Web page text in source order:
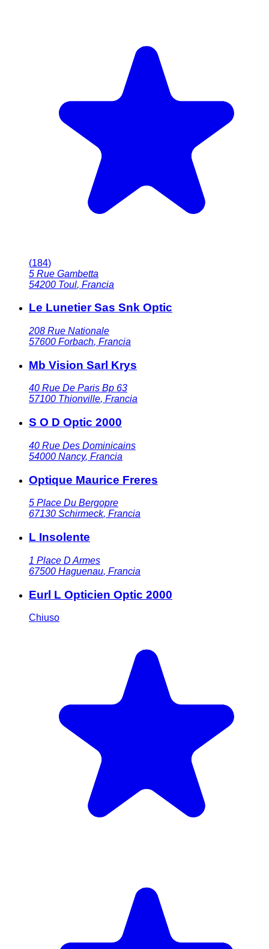
(184)
5 Rue Gambetta
54200 Toul, Francia
Le Lunetier Sas Snk Optic
208 Rue Nationale
57600 Forbach, Francia
Mb Vision Sarl Krys
40 Rue De Paris Bp 63
57100 Thionville, Francia
S O D Optic 2000
40 Rue Des Dominicains
54000 Nancy, Francia
Optique Maurice Freres
5 Place Du Bergopre
67130 Schirmeck, Francia
L Insolente
1 Place D Armes
67500 Haguenau, Francia
Eurl L Opticien Optic 2000
Chiuso